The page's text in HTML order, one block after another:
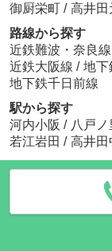
御厨栄町 / 高井田
路線から探す
近鉄難波・奈良線
近鉄大阪線 / 地下
地下鉄千日前線
駅から探す
河内小阪 / 八戸ノ
若江岩田 / 高井田